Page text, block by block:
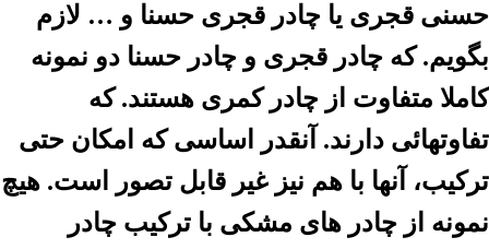
حسنی قجری یا چادر قجری حسنا و … لازم
بگویم. که چادر قجری و چادر حسنا دو نمونه
کاملا متفاوت از چادر کمری هستند. که
تفاوتهائی دارند. آنقدر اساسی که امکان حتی
ترکیب، آنها با هم نیز غیر قابل تصور است. هیچ
نمونه از چادر های مشکی با ترکیب چادر